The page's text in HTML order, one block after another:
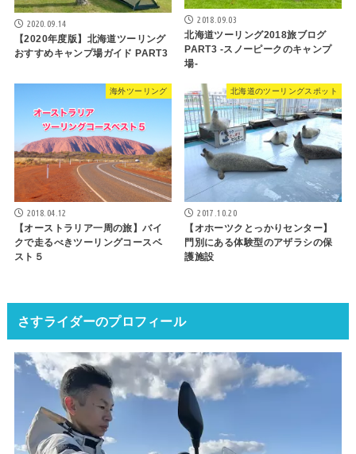
2020.09.14
【2020年度版】北海道ツーリング
おすすめキャンプ場ガイド PART3
2018.09.03
北海道ツーリング2018旅ブログ
PART3 -スノーピークのキャンプ
場-
海外ツーリング
2018.04.12
【オーストラリア一周の旅】バイ
クで走るべきツーリングコースベ
スト５
北海道のツーリングスポット
2017.10.20
【オホーツクとっかりセンター】
門別にある体験型のアザラシの保
護施設
さすライダーのプロフィール